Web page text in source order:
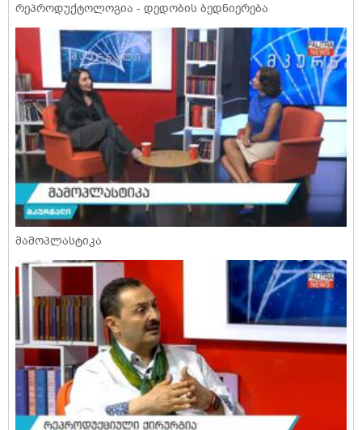
რეპროდუქტოლოგია - დედობის ბედნიერება
მამოპლასტიკა